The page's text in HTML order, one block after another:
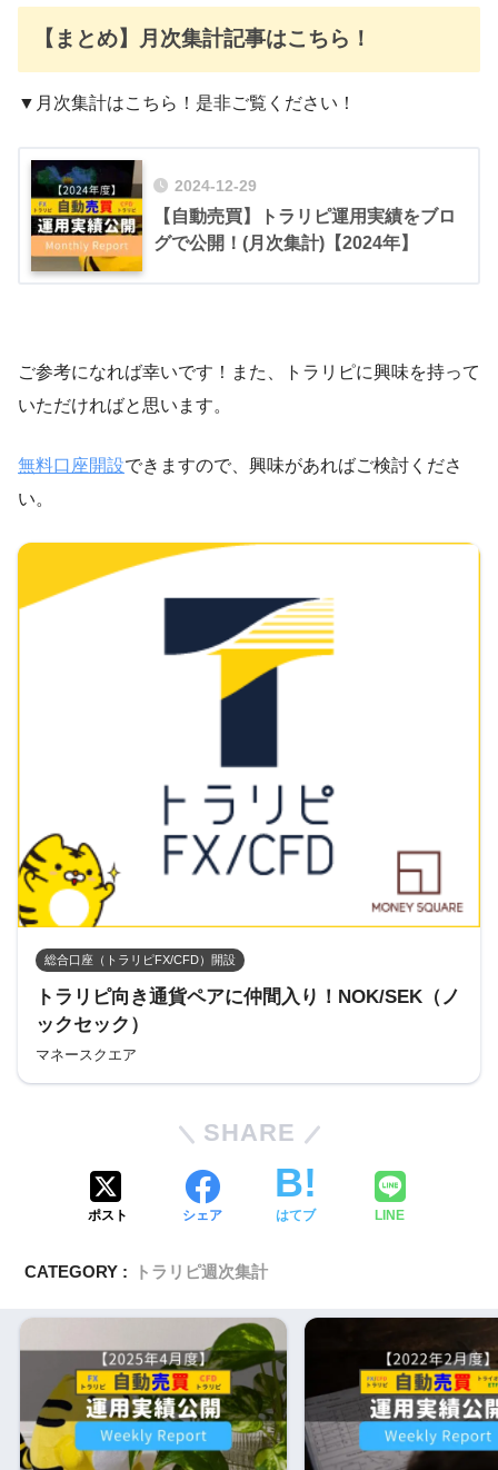
【まとめ】月次集計記事はこちら！
▼月次集計はこちら！是非ご覧ください！
2024-12-29
【自動売買】トラリピ運用実績をブロ
グで公開！(月次集計)【2024年】
ご参考になれば幸いです！また、トラリピに興味を持って
いただければと思います。
無料口座開設できますので、興味があればご検討くださ
い。
総合口座（トラリピFX/CFD）開設
トラリピ向き通貨ペアに仲間入り！NOK/SEK（ノ
ックセック）
マネースクエア
SHARE
ポスト シェア はてブ LINE
CATEGORY : トラリピ週次集計